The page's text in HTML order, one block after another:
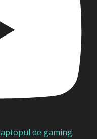
de gaming